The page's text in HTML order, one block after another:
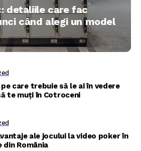
detaliile care fac
când alegi un model
care trebuie să le ai în vedere
te muți în Cotroceni
ale jocului la video poker în
din România